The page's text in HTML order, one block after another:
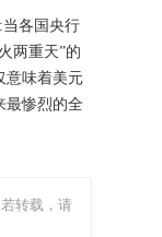
各国央行
两重天”的
意味着美元
最惨烈的全
若转载，请